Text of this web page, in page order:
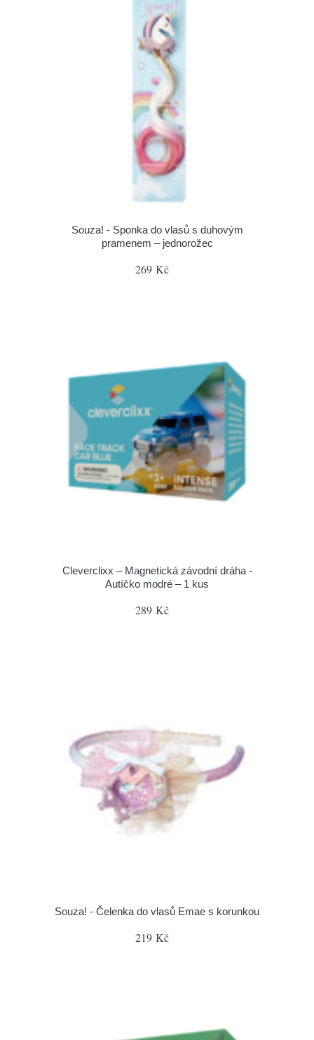
Souza! - Sponka do vlasů s duhovým
pramenem – jednorožec
269 Kč
Cleverclixx – Magnetická závodní dráha -
Autíčko modré – 1 kus
289 Kč
Souza! - Čelenka do vlasů Emae s korunkou
219 Kč